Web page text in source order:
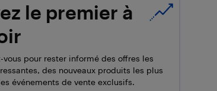
le premier à
vous pour rester informé des offres les
des nouveaux produits les plus
événements de vente exclusifs.